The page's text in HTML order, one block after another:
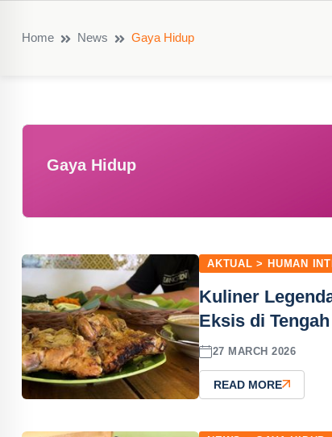
Home News Gaya Hidup
Gaya Hidup
AKTUAL > HUMAN
Kuliner
Eksis di
27 MARCH 2026
READ MORE